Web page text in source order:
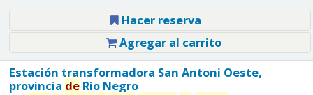
Hacer reserva
Agregar al carrito
Estación transformadora San Antoni Oeste,
provincia deRío Negro